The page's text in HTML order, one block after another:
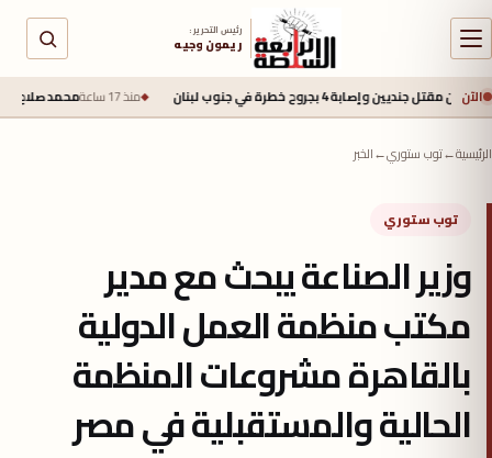
رئيس التحرير :
ريمون وجيه
الآن
4 بجروح خطرة في جنوب لبنان منذ 17 ساعة محمد صلاح يقترب من طرابزون
الرئيسية←توب ستوري←الخبر
توب ستوري
وزير الصناعة يبحث مع مدير
مكتب منظمة العمل الدولية
بالقاهرة مشروعات المنظمة
الحالية والمستقبلية في مصر